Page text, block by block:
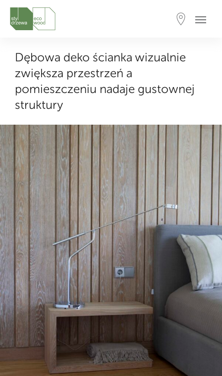
Dębowa deko ścianka wizualnie
zwiększa przestrzeń a
pomieszczeniu nadaje gustownej
struktury